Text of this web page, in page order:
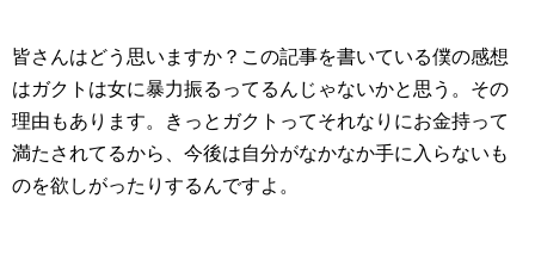
皆さんはどう思いますか？この記事を書いている僕の感想
はガクトは女に暴力振るってるんじゃないかと思う。その
理由もあります。きっとガクトってそれなりにお金持って
満たされてるから、今後は自分がなかなか手に入らないも
のを欲しがったりするんですよ。